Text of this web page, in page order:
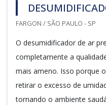
FARGON / SÃO PAULO - SP
O desumidificador de ar
completamente a
mais ameno. Isso porque
retirar o excesso de
tornando o ambiente